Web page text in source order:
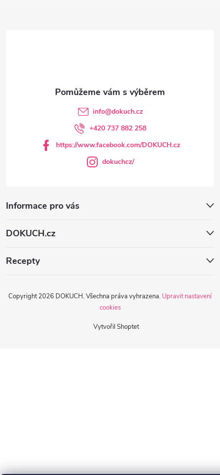
Informace pro vás
DOKUCH.cz
info@dokuch.cz
+420 737 882 258
https://www.facebook.com/DOKUCH.cz
dokuchcz/
Recepty
Vytvořil Shoptet
Copyright 2026 DOKUCH. Všechna práva vyhrazena. Upravit nastavení
cookies